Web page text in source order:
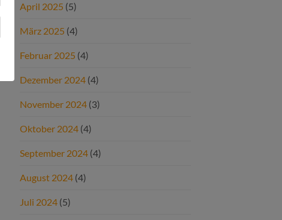
April 2025 (5)
März 2025 (4)
Februar 2025 (4)
Dezember 2024 (4)
November 2024 (3)
Oktober 2024 (4)
September 2024 (4)
August 2024 (4)
Juli 2024 (5)